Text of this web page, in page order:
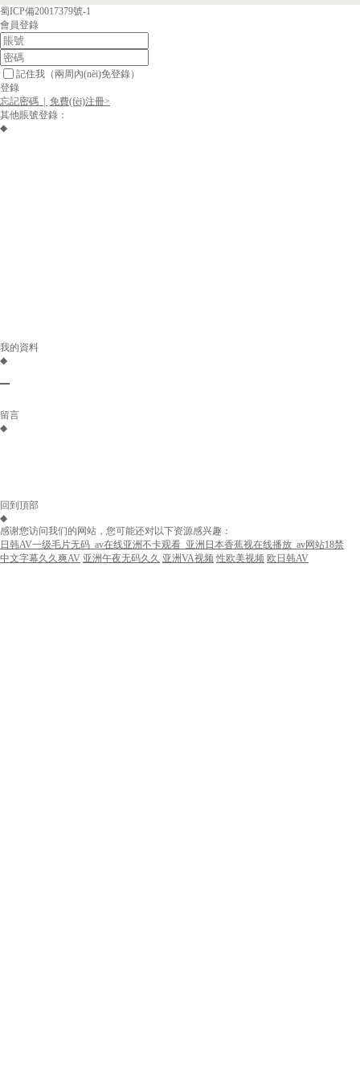
蜀ICP備20017379號-1
會員登錄
記住我 （兩周內(nèi)免登錄）
登錄
忘記密碼 |
免費(fèi)注冊>
其他賬號登錄：
◆
我的資料
◆
留言
◆
回到頂部
◆
感谢您访问我们的网站，您可能还对以下资源感兴趣：
日韩AV一级毛片无码_av在线亚洲不卡观看_亚洲日本香蕉视在线播放_av网站18禁
中文字幕久久爽AV 亚洲午夜无码久久 亚洲VA视频 性欧美视频 欧日韩AV